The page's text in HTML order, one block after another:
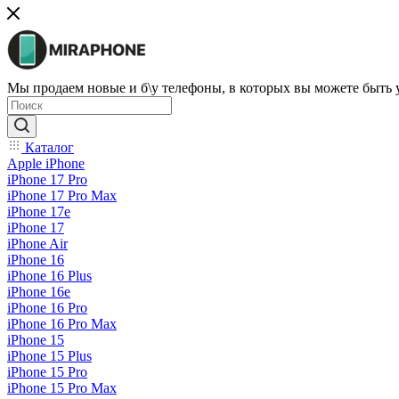
Мы продаем новые и б\у телефоны, в которых вы можете быть
Каталог
Apple iPhone
iPhone 17 Pro
iPhone 17 Pro Max
iPhone 17e
iPhone 17
iPhone Air
iPhone 16
iPhone 16 Plus
iPhone 16e
iPhone 16 Pro
iPhone 16 Pro Max
iPhone 15
iPhone 15 Plus
iPhone 15 Pro
iPhone 15 Pro Max